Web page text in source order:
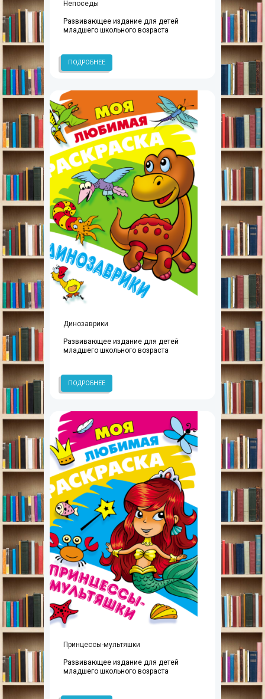
Непоседы
Развивающее издание для детей
младшего школьного возраста
ПОДРОБНЕЕ
Динозаврики
Развивающее издание для детей
младшего школьного возраста
ПОДРОБНЕЕ
Принцессы-мультяшки
Развивающее издание для детей
младшего школьного возраста